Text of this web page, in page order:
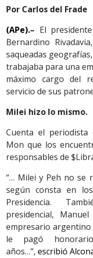
Por Carlos del Frade
(APe).– El
Bernardino
saqueadas
trabajaba para una
máximo cargo del
servicio de sus
Milei hizo lo mismo.
Cuenta el periodista
Mon que los
responsables de
“… Milei y Peh no se
según consta en
Presidencia.
presidencial,
empresario argentino
le pagó
años…”, escribió